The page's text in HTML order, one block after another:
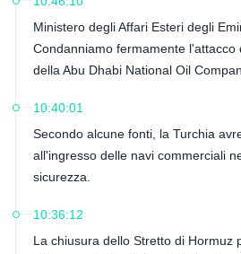
Ministero degli Affari Esteri degli
Condanniamo fermamente l'attacco
della Abu Dhabi National Oil
10:40:01
Secondo alcune fonti, la Turchia
all'ingresso delle navi commerciali
sicurezza.
10:36:12
La chiusura dello Stretto di Hormuz